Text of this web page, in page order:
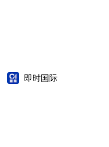
即时国际